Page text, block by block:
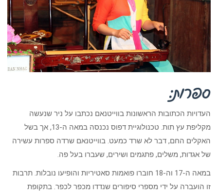
ספרות:
העדויות הכתובות הראשונות בווייטנאם נכתבו על ניר שנעשה
מקליפת עץ תות. טכנולוגיית דפוס נכנסה במאה ה-13, אך בשל
האקלים החם, דבר לא שרד כמעט. בווייטנאם שרדה ספרות עשירה
של אגדות, משלים, פתגמים ושירים, שעברו בעל פה.
במאה ה-17 וה-18 חוברו פואמות סאטיריות והופיעו נובלות. תרבות
זו הועברה על ידי מספרי סיפורים שנדדו מכפר לכפר. בתקופת